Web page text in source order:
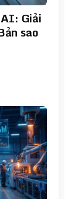
Giải
sao